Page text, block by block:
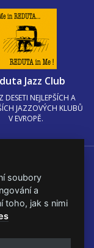
Jazz Club
DESETI NEJLEPŠÍCH A
JAZZOVÝCH KLUBŮ
V EVROPĚ.
BOHEMIA, a.s.
soubory
a
toho, jak s nimi